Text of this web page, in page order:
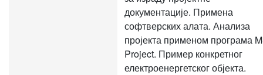
документације. Примена
софтверских алата. Анализа
пројекта применом програма
Project. Пример конкретног
електроенергетског објекта.